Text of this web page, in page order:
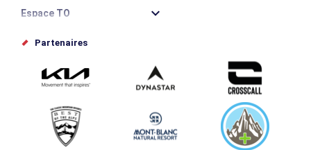
Espace TO
Offices de tourisme
Proposez votre évènement
Service groupes et séminaires
Téléchargements
Partenaires